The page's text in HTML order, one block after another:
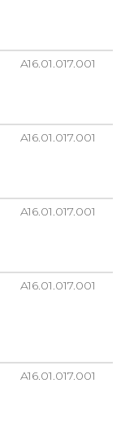
A16.01.017.001
A16.01.017.001
A16.01.017.001
A16.01.017.001
A16.01.017.001